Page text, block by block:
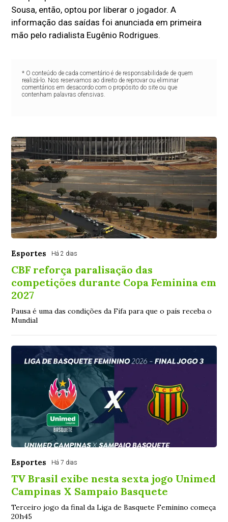
Sousa, então, optou por liberar o jogador. A
informação das saídas foi anunciada em primeira
mão pelo radialista Eugênio Rodrigues.
* O conteúdo de cada comentário é de responsabilidade de quem
realizá-lo. Nos reservamos ao direito de reprovar ou eliminar
comentários em desacordo com o propósito do site ou que
contenham palavras ofensivas.
Esportes Há 2 dias
CBF reforça paralisação das
competições durante Copa Feminina em
2027
Pausa é uma das condições da Fifa para que o país receba o
Mundial
Esportes Há 7 dias
TV Brasil exibe nesta sexta jogo Unimed
Campinas X Sampaio Basquete
Terceiro jogo da final da Liga de Basquete Feminino começa
20h45